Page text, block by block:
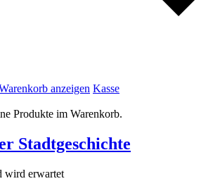
anzeigen Kasse
Produkte im Warenkorb.
Stadtgeschichte